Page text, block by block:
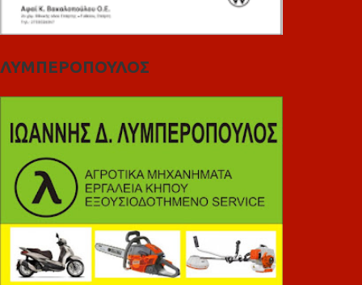
ΛΥΜΠΕΡΟΠΟΥΛΟΣ